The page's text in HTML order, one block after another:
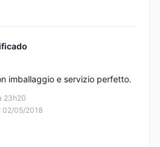
23h20
02/05/2018
imballaggio e servizio perfetto.